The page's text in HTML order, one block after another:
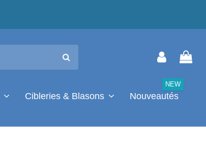
Cibleries & Blasons Nouveautés
NEW